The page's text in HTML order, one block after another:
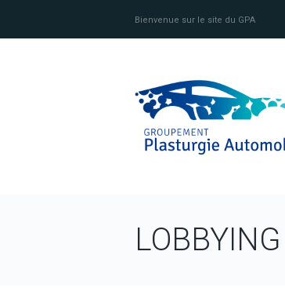
Bienvenue sur le site du GPA
LOBBYING